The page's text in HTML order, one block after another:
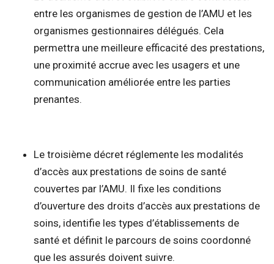
entre les organismes de gestion de l’AMU et les
organismes gestionnaires délégués. Cela
permettra une meilleure efficacité des prestations,
une proximité accrue avec les usagers et une
communication améliorée entre les parties
prenantes.
Le troisième décret réglemente les modalités
d’accès aux prestations de soins de santé
couvertes par l’AMU. Il fixe les conditions
d’ouverture des droits d’accès aux prestations de
soins, identifie les types d’établissements de
santé et définit le parcours de soins coordonné
que les assurés doivent suivre.